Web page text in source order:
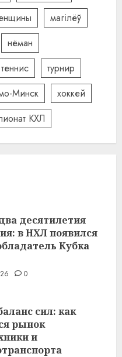
магілёў
нёман
теннис
турнир
Минск
хоккей
КХЛ
десятилетия
в НХЛ появился
Кубка
0
сил: как
рынок
и